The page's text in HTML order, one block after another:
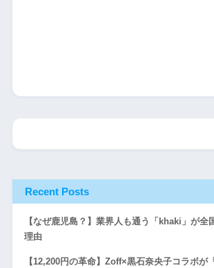
Recent Posts
【なぜ鹿児島？】業界人も通う「khaki」が全
理由
【12,200円の革命】Zoff×黒石奈央子コラボが